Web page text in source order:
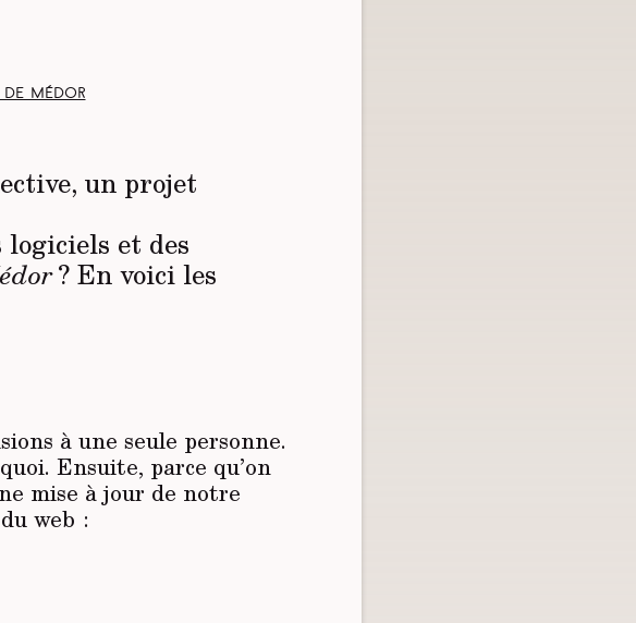
de Médor
un projet
et des
? En voici les
à une seule personne.
Ensuite, parce qu’on
mise à jour de notre
web :